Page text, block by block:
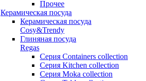
Прочее
Керамическая посуда
Керамическая посуда
Cosy&Trendy
Глиняная посуда
Regas
Серия Containers collection
Серия Kitchen collection
Серия Moka collection